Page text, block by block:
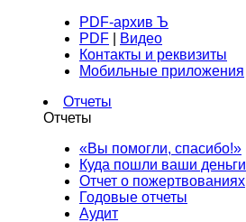
PDF-архив Ъ
PDF
Видео
Контакты и реквизиты
Мобильные приложения
Отчеты
Отчеты
«Вы помогли, спасибо!»
Куда пошли ваши деньги
Отчет о пожертвованиях
Годовые отчеты
Аудит